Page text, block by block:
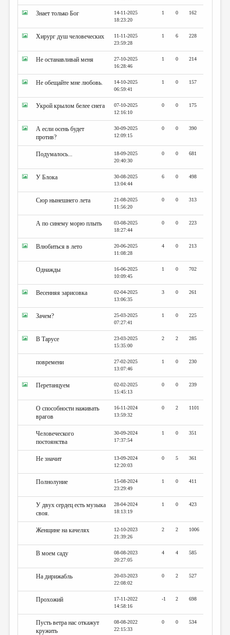
Знает только Бог
14-11-2025
18:23:20
1 0 162
Хирург душ человеческих
11-11-2025
23:59:28
1 6 228
Не останавливай меня
27-10-2025
16:28:46
1 0 214
Не обещайте мне любовь.
14-10-2025
06:59:41
1 0 157
Укрой крылом белее снега
07-10-2025
12:16:10
0 0 175
А если осень будет
против?
30-09-2025
12:09:15
0 0 390
Подумалось...
18-09-2025
20:40:30
0 0 681
У Блока
30-08-2025
13:04:44
6 0 498
Сюр нынешнего лета
21-08-2025
11:56:20
0 0 313
А по синему морю плыть
03-08-2025
18:27:44
0 0 223
Влюбиться в лето
20-06-2025
11:08:28
4 0 213
Однажды
16-06-2025
10:09:45
1 0 702
Весенняя зарисовка
02-04-2025
13:06:35
3 0 261
Зачем?
25-03-2025
07:27:41
1 0 225
В Тарусе
23-03-2025
15:35:00
2 2 285
повремени
27-02-2025
13:07:46
1 0 230
Перетанцуем
02-02-2025
15:45:13
0 0 239
О способности наживать
врагов
16-11-2024
13:59:32
0 2 1101
Человеческого
постоянства
30-09-2024
17:37:54
1 0 351
Не значит
13-09-2024
12:20:03
0 5 361
Полнолуние
15-08-2024
23:29:49
1 0 411
У двух сердец есть музыка
своя.
28-04-2024
18:13:19
1 0 423
Женщине на качелях
12-10-2023
21:39:26
2 2 1006
В моем саду
08-08-2023
20:27:05
4 4 585
На дирижабль
20-03-2023
22:08:02
0 2 527
Прохожий
17-11-2022
14:58:16
-1 2 698
Пусть ветра нас откажут
кружить
08-08-2022
22:15:33
0 0 534